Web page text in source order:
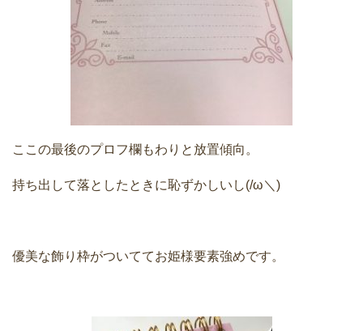
ここの最後のプロフ欄もわりと放置傾向。
持ち出して落としたときに恥ずかしいし(/ω＼)
優美な飾り枠がついててお姫様要素強めです。